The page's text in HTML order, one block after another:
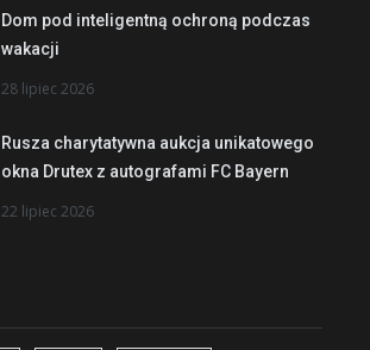
Dom pod inteligentną ochroną podczas
wakacji
28 lipiec 2026
Rusza charytatywna aukcja unikatowego
okna Drutex z autografami FC Bayern
22 lipiec 2026